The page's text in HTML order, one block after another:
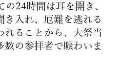
の24時間は耳を開き、
き入れ、厄難を逃れる
れることから、大祭当
数の参拝者で賑わいま